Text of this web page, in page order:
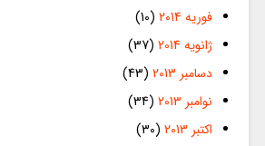
فوریه 2014
(10)
ژانویه 2014
(37)
دسامبر 2013
(43)
نوامبر 2013
(34)
اکتبر 2013
(30)